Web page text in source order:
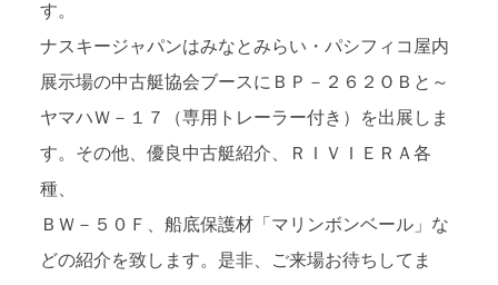
す。
ナスキージャパンはみなとみらい・パシフィコ屋内
展示場の中古艇協会ブースにＢＰ－２６２ＯＢと～
ヤマハＷ－１７（専用トレーラー付き）を出展しま
す。その他、優良中古艇紹介、ＲＩＶＩＥＲＡ各
種、
ＢＷ－５０Ｆ、船底保護材「マリンボンベール」な
どの紹介を致します。是非、ご来場お待ちしてま